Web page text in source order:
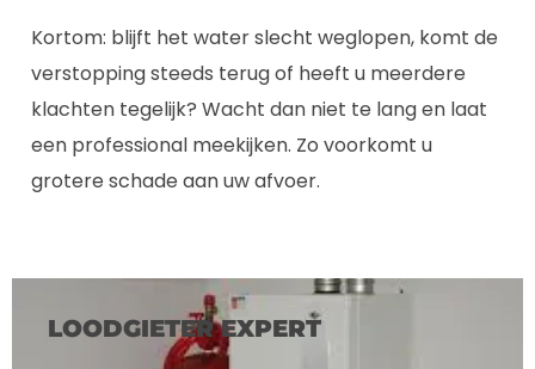
Kortom: blijft het water slecht weglopen, komt de
verstopping steeds terug of heeft u meerdere
klachten tegelijk? Wacht dan niet te lang en laat
een professional meekijken. Zo voorkomt u
grotere schade aan uw afvoer.
LOODGIETER EXPERT